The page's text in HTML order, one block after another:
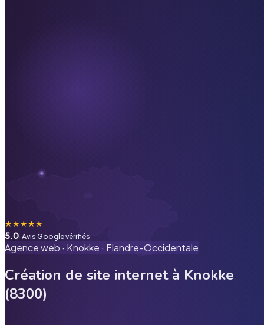
★★★★★
5.0· Avis Google vérifiés
Agence web · Knokke · Flandre-Occidentale
Création de site internet à Knokke
(8300)